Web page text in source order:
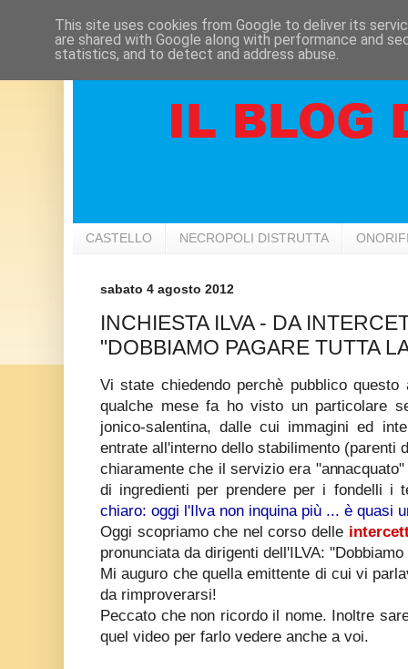
CASTELLO NECROPOLI DISTRUTTA
sabato 4 agosto 2012
INCHIESTA ILVA - DA
"DOBBIAMO PAGARE TUTTA
Vi state chiedendo perchè pubblico
qualche mese fa ho visto un particolare
jonico-salentina, dalle cui immagini ed
entrate all'interno dello stabilimento (parenti
chiaramente che il servizio era
di ingredienti per prendere per i fondelli i
chiaro: oggi l'Ilva non inquina più ... è quasi
Oggi scopriamo che nel corso delle
pronunciata da dirigenti dell'ILVA:
Mi auguro che quella emittente di cui vi
da rimproverarsi!
Peccato che non ricordo il nome. Inoltre
quel video per farlo vedere anche a voi.
This site uses cookies from Google to deliver its
are shared with Google along with performance and
statistics, and to detect and address abuse.